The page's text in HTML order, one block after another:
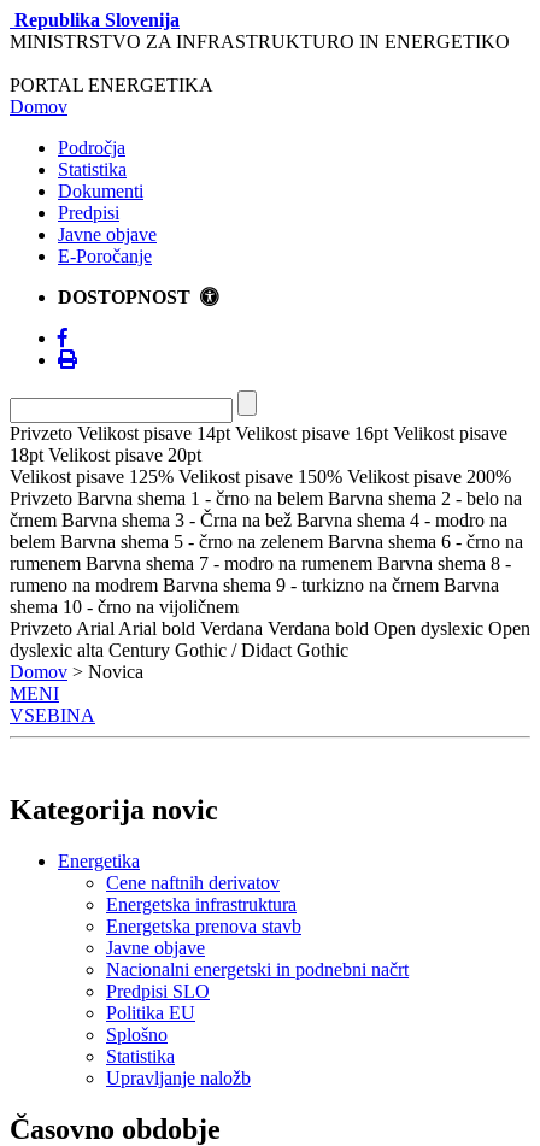
Republika Slovenija
MINISTRSTVO ZA INFRASTRUKTURO IN ENERGETIKO
PORTAL ENERGETIKA
Domov
Področja
Statistika
Dokumenti
Predpisi
Javne objave
E-Poročanje
DOSTOPNOST
Privzeto Velikost pisave 14pt Velikost pisave 16pt Velikost pisave
18pt Velikost pisave 20pt
Velikost pisave 125% Velikost pisave 150% Velikost pisave 200%
Privzeto Barvna shema 1 - črno na belem Barvna shema 2 - belo na
črnem Barvna shema 3 - Črna na bež Barvna shema 4 - modro na
belem Barvna shema 5 - črno na zelenem Barvna shema 6 - črno na
rumenem Barvna shema 7 - modro na rumenem Barvna shema 8 -
rumeno na modrem Barvna shema 9 - turkizno na črnem Barvna
shema 10 - črno na vijoličnem
Privzeto Arial Arial bold Verdana Verdana bold Open dyslexic Open
dyslexic alta Century Gothic / Didact Gothic
Domov > Novica
MENI
VSEBINA
Kategorija novic
Energetika
Cene naftnih derivatov
Energetska infrastruktura
Energetska prenova stavb
Javne objave
Nacionalni energetski in podnebni načrt
Predpisi SLO
Politika EU
Splošno
Statistika
Upravljanje naložb
Časovno obdobje